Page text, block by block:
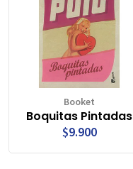
Booket
Boquitas Pintadas
$9.900